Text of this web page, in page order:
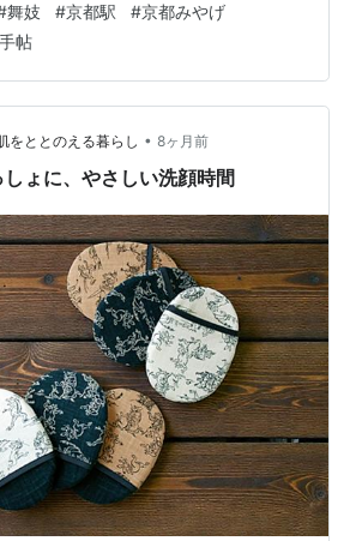
京都ひとり旅（毎週土曜更新）】ハプ
でした！予定通りにいかない冬の京
（毎週土曜更新）】 京都御所すぐ近く
チ「青いけ」 【京都ひとり旅（毎週
り続ける錦市場で、変わらない「有
トす…
舞妓 #京都駅 #京都みやげ
帖
をととのえる暮らし • 8ヶ月前
ょに、やさしい洗顔時間